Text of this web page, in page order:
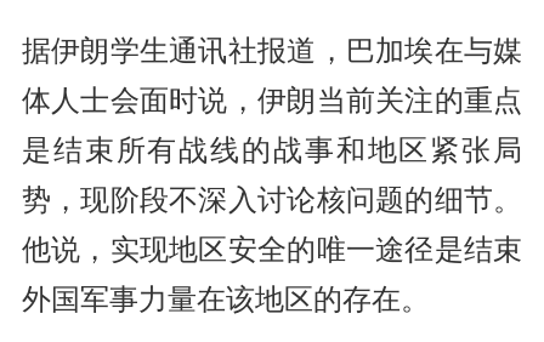
据伊朗学生通讯社报道，巴加埃在与媒
体人士会面时说，伊朗当前关注的重点
是结束所有战线的战事和地区紧张局
势，现阶段不深入讨论核问题的细节。
他说，实现地区安全的唯一途径是结束
外国军事力量在该地区的存在。